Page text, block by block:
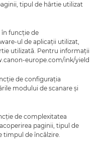
tipul de hârtie utilizat
în funcţie de
ul de aplicaţii utilizat,
utilizată. Pentru informaţii
europe.com/ink/yield
de configuraţia
modului de scanare şi
de complexitatea
paginii, tipul de
timpul de încălzire.